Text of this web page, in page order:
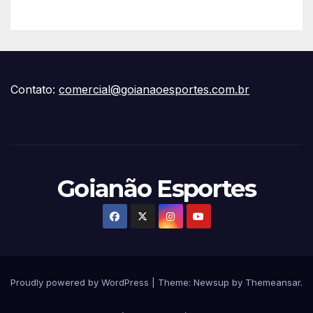
Contato: comercial@goianaoesportes.com.br
Goianão Esportes
Proudly powered by WordPress Theme: Newsup by Themeansar.